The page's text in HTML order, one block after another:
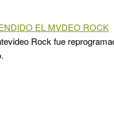
EL MVDEO ROCK
Rock fue